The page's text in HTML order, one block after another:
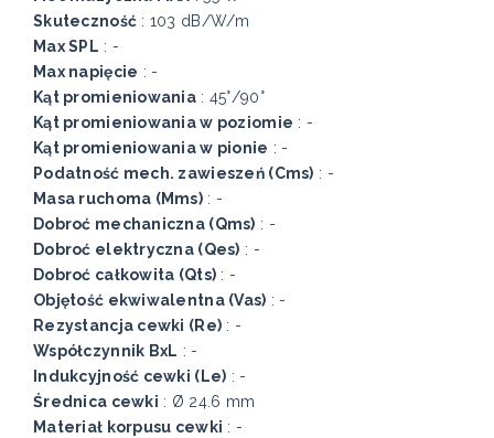
Skuteczność : 103 dB/W/m
Max SPL : -
Max napięcie : -
Kąt promieniowania : 45°/90°
Kąt promieniowania w poziomie : -
Kąt promieniowania w pionie : -
Podatność mech. zawieszeń (Cms) : -
Masa ruchoma (Mms) : -
Dobroć mechaniczna (Qms) : -
Dobroć elektryczna (Qes) : -
Dobroć całkowita (Qts) : -
Objętość ekwiwalentna (Vas) : -
Rezystancja cewki (Re) : -
Współczynnik BxL : -
Indukcyjność cewki (Le) : -
Średnica cewki : Ø 24.6 mm
Materiał korpusu cewki : -